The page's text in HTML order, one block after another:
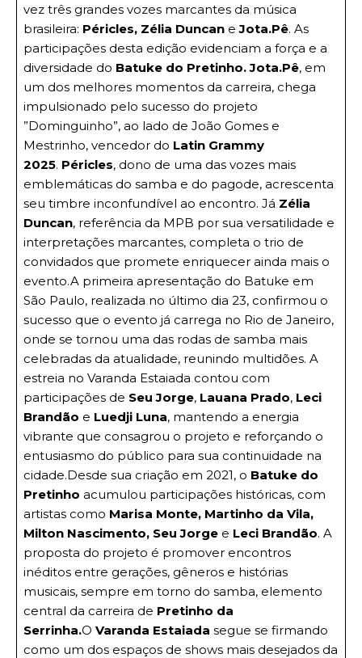
vez três grandes vozes marcantes da música
brasileira: Péricles, Zélia Duncan eJota.Pê. As
participações desta edição evidenciam a força e a
diversidade do Batuke do Pretinho. Jota.Pê, em
um dos melhores momentos da carreira, chega
impulsionado pelo sucesso do projeto
”Dominguinho”, ao lado de João Gomes e
Mestrinho, vencedor do Latin Grammy
2025. Péricles, dono de uma das vozes mais
emblemáticas do samba e do pagode, acrescenta
seu timbre inconfundível ao encontro. Já Zélia
Duncan, referência da MPB por sua versatilidade e
interpretações marcantes, completa o trio de
convidados que promete enriquecer ainda mais o
evento.A primeira apresentação do Batuke em
São Paulo, realizada no último dia 23, confirmou o
sucesso que o evento já carrega no Rio de Janeiro,
onde se tornou uma das rodas de samba mais
celebradas da atualidade, reunindo multidões. A
estreia no Varanda Estaiada contou com
participações de Seu Jorge, Lauana Prado, Leci
Brandão e Luedji Luna, mantendo a energia
vibrante que consagrou o projeto e reforçando o
entusiasmo do público para sua continuidade na
cidade.Desde sua criação em 2021, o Batuke do
Pretinho acumulou participações históricas, com
artistas como Marisa Monte, Martinho da Vila,
Milton Nascimento, Seu Jorge e Leci Brandão. A
proposta do projeto é promover encontros
inéditos entre gerações, gêneros e histórias
musicais, sempre em torno do samba, elemento
central da carreira de Pretinho da
Serrinha.O Varanda Estaiada segue se firmando
como um dos espaços de shows mais desejados da